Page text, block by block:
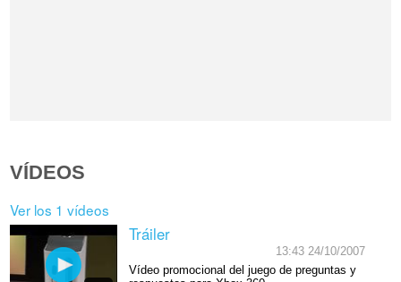
VÍDEOS
Ver los 1 vídeos
Tráiler
13:43 24/10/2007
Vídeo promocional del juego de preguntas y